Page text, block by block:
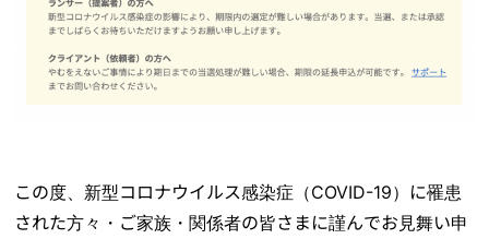
この度、新型コロナウイルス感染症（COVID-19）に罹患
された方々・ご家族・関係者の皆さまに謹んでお見舞い申